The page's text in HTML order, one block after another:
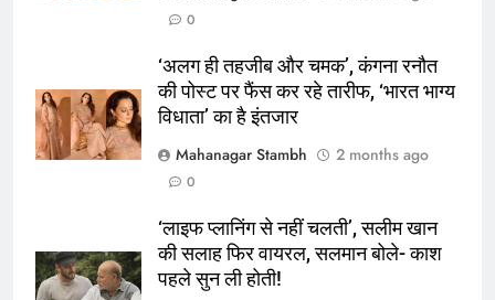
0
‘अलग ही तहजीब और चमक’, कंगना रनौत
की पोस्ट पर फैंस कर रहे तारीफ, ‘भारत भाग्य
विधाता’ का है इंतजार
Mahanagar Stambh
2 months ago
0
‘लाइफ प्लानिंग से नहीं चलती’, सलीम खान
की सलाह फिर वायरल, सलमान बोले- काश
पहले सुन ली होती!
शुरू:उप विकास आयुक्त ने ग्रामीणों से जॉब
राज्य
बहा:दर्जनों गांवों का संपर्क टूटा, 12 KM
8
रूट 4 साल बाद इंग्लैंड की कप्तानी